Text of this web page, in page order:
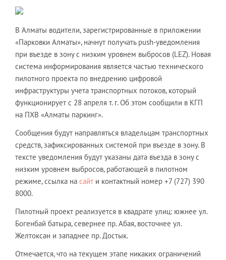
В Алматы водители, зарегистрированные в приложении
«Парковки Алматы», начнут получать push-уведомления
при въезде в зону с низким уровнем выбросов (LEZ). Новая
система информирования является частью технического
пилотного проекта по внедрению цифровой
инфраструктуры учета транспортных потоков, который
функционирует с 28 апреля т. г. Об этом сообщили в КГП
на ПХВ «Алматы паркинг».
Сообщения будут направляться владельцам транспортных
средств, зафиксированных системой при въезде в зону. В
тексте уведомления будут указаны дата въезда в зону с
низким уровнем выбросов, работающей в пилотном
режиме, ссылка на сайт и контактный номер +7 (727) 390
8000.
Пилотный проект реализуется в квадрате улиц: южнее ул.
Богенбай батыра, севернее пр. Абая, восточнее ул.
Желтоксан и западнее пр. Достык.
Отмечается, что на текущем этапе никаких ограничений